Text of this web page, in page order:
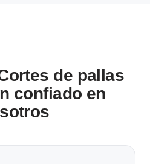
de pallas
confiado en